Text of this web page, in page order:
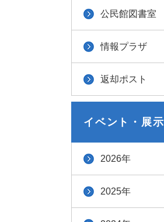
公民館図書室
情報プラザ
返却ポスト
イベント・展示
2026年
2025年